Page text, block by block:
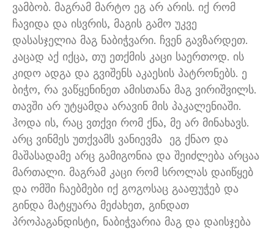
ვამბობ. მაგრამ მარტო ეგ არ არის. იქ რომ
ჩავიდა და ისვრის, მაგის გამო უკვე
დასასჯელია მაგ ნაბიჭვარი. ჩვენ გავზარდეთ.
კაცად აქ იქცა, თუ ეთქმის კაცი საერთოდ. ის
კიდო ადგა და გვიშენს აკაესის პატრონებს. ე
ბიჭო, რა ვაწყენინეთ ამისთანა მაგ ვირიშვილს.
თავში არ უტყამდა არავინ მის პაკალენიაში.
ჰოდა ის, რაც ვთქვი რომ ქნა, მე არ მინახავს.
არც ვინმეს უთქვამს ვანიევმა
ეგ ქნაო და
მაშასადამე არც გამიგონია და შეიძლება არცაა
მართალი. მაგრამ კაცი რომ სროლას დაიწყებ
და ომში ჩაებმები იქ გოგოსაც გააფუჭებ და
გინდა მატყუარა მეძახეთ, გინდათ
პროპაგანდისტი, ნაბიჭვარია მაგ და დაისჯება